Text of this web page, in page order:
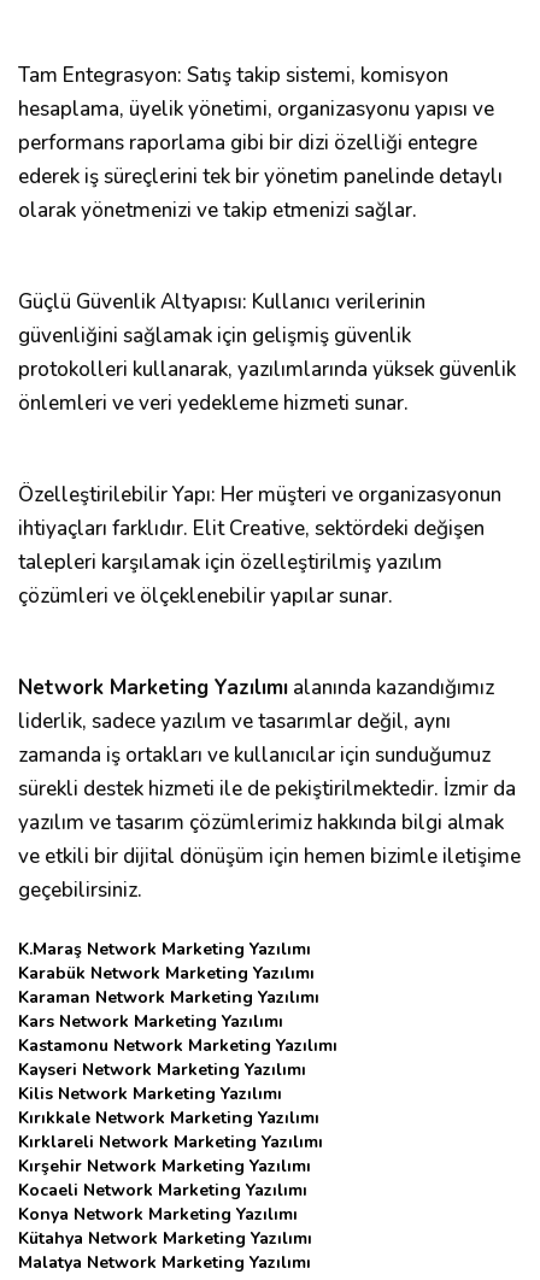
Tam Entegrasyon: Satış takip sistemi, komisyon
hesaplama, üyelik yönetimi, organizasyonu yapısı ve
performans raporlama gibi bir dizi özelliği entegre
ederek iş süreçlerini tek bir yönetim panelinde detaylı
olarak yönetmenizi ve takip etmenizi sağlar.
Güçlü Güvenlik Altyapısı: Kullanıcı verilerinin
güvenliğini sağlamak için gelişmiş güvenlik
protokolleri kullanarak, yazılımlarında yüksek güvenlik
önlemleri ve veri yedekleme hizmeti sunar.
Özelleştirilebilir Yapı: Her müşteri ve organizasyonun
ihtiyaçları farklıdır. Elit Creative, sektördeki değişen
talepleri karşılamak için özelleştirilmiş yazılım
çözümleri ve ölçeklenebilir yapılar sunar.
Network Marketing Yazılımı alanında kazandığımız
liderlik, sadece yazılım ve tasarımlar değil, aynı
zamanda iş ortakları ve kullanıcılar için sunduğumuz
sürekli destek hizmeti ile de pekiştirilmektedir. İzmir da
yazılım ve tasarım çözümlerimiz hakkında bilgi almak
ve etkili bir dijital dönüşüm için hemen bizimle iletişime
geçebilirsiniz.
K.Maraş Network Marketing Yazılımı
Karabük Network Marketing Yazılımı
Karaman Network Marketing Yazılımı
Kars Network Marketing Yazılımı
Kastamonu Network Marketing Yazılımı
Kayseri Network Marketing Yazılımı
Kilis Network Marketing Yazılımı
Kırıkkale Network Marketing Yazılımı
Kırklareli Network Marketing Yazılımı
Kırşehir Network Marketing Yazılımı
Kocaeli Network Marketing Yazılımı
Konya Network Marketing Yazılımı
Kütahya Network Marketing Yazılımı
Malatya Network Marketing Yazılımı